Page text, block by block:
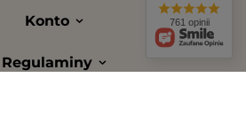
Konto
Regulaminy
761 opinii